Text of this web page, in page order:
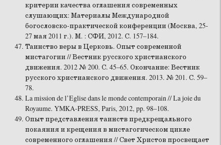
критерии качества оглашения современных
слушающих: Материалы Международной
богословско-практической конференции (Москва, 25-
27 мая 2011 г.). М. : СФИ, 2012. С. 157–184.
Таинство веры в Церковь. Опыт современной
мистагогии // Вестник русского христианского
движения. 2012 № 200. С. 45–65. Окончание: Вестник
русского христианского движения. 2013. № 201. С. 59–
78.
La mission de l’Eglise dans le monde contemporain // La joie du
Royaume. YMKA-PRESS, Paris, 2012, pp. 98–108.
Опыт представления таинств предкрещального
покаяния и крещения в мистагогическом цикле
современного оглашения // Свет Христов просвещает